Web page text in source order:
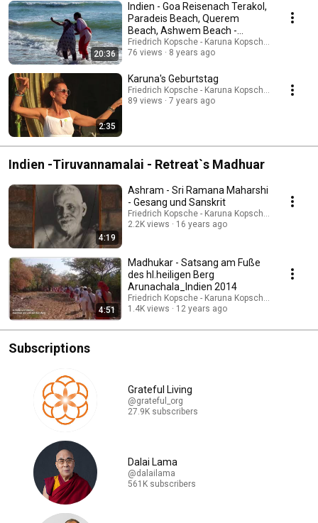
20:36
Indien - Goa Reisenach Terakol,
Paradeis Beach, Querem
Beach, Ashwem Beach -
Jänner 2008
Friedrich Kopsche - Karuna Kopsche-Tazoll
76 views
8 years ago
2:35
Karuna's Geburtstag
Friedrich Kopsche - Karuna Kopsche-Tazoll
89 views
7 years ago
Indien -Tiruvannamalai - Retreat`s Madhuar
4:19
Ashram - Sri Ramana Maharshi
- Gesang und Sanskrit
Friedrich Kopsche - Karuna Kopsche-Tazoll
2.2K views
16 years ago
4:51
Madhukar - Satsang am Fuße
des hl.heiligen Berg
Arunachala_Indien 2014
Friedrich Kopsche - Karuna Kopsche-Tazoll
1.4K views
12 years ago
Subscriptions
Grateful Living
@grateful_org
27.9K subscribers
Dalai Lama
@dalailama
561K subscribers